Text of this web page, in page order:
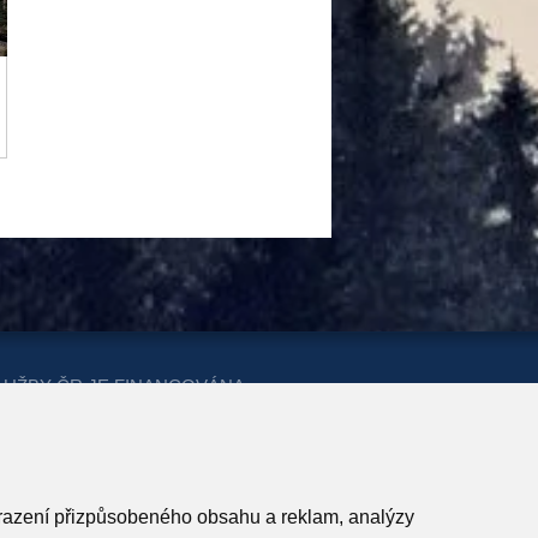
přizpůsobeného obsahu a reklam, analýzy
ČR JE FINANCOVÁNA